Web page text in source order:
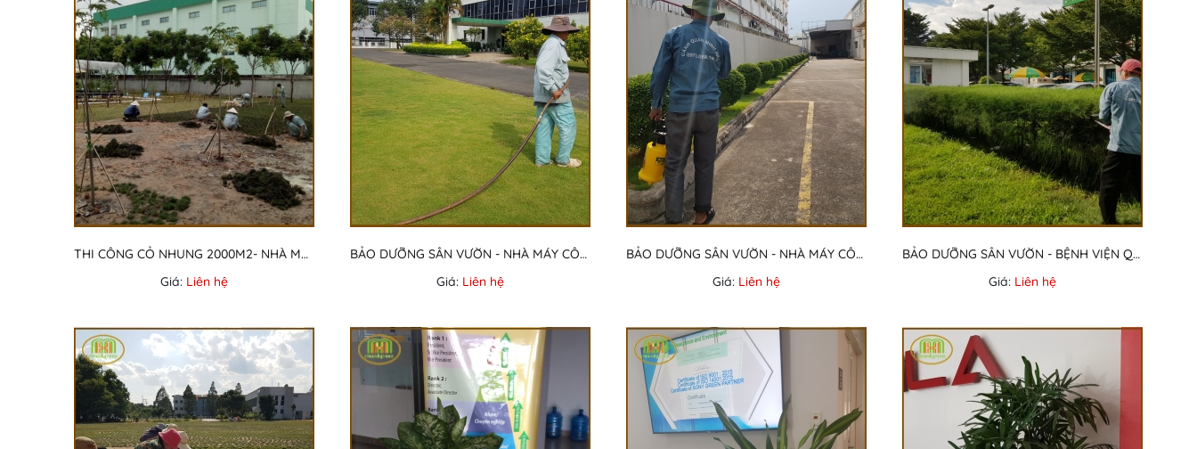
THI CÔNG CỎ NHUNG 2000M2- NHÀ MÁY CÔNG TY NHẬT TÂN
Giá: Liên hệ
BẢO DƯỠNG SÂN VƯỜN - NHÀ MÁY CÔNG TY NASTEC
Giá: Liên hệ
BẢO DƯỠNG SÂN VƯỜN - NHÀ MÁY CÔNG TY MEINAN
Giá: Liên hệ
BẢO DƯỠNG SÂN VƯỜN - BỆNH VIỆN QUỐC TẾ COLUMBIA
Giá: Liên hệ